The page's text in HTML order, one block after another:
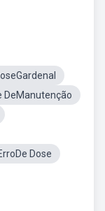
DeManutenção
Dose